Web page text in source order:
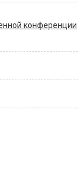
конференции